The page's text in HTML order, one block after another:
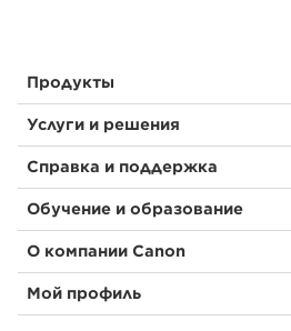
Продукты
Услуги и решения
Справка и поддержка
Обучение и образование
О компании Canon
Мой профиль